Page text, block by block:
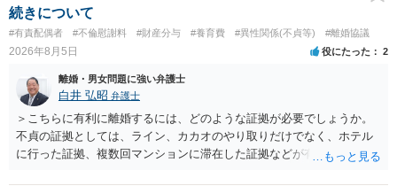
続きについて
#有責配偶者 #不倫慰謝料 #財産分与 #養育費 #異性関係(不貞等) #離婚協議
2026年8月5日 役にたった 2
離婚・男女問題に強い弁護士
白井 弘昭 弁護士
＞こちらに有利に離婚するには、どのような証拠が必要でしょうか。
不貞の証拠としては、ライン、カカオのやり取りだけでなく、ホテル
に行った証拠、複数回マンションに滞在した証拠などが有効です。 不